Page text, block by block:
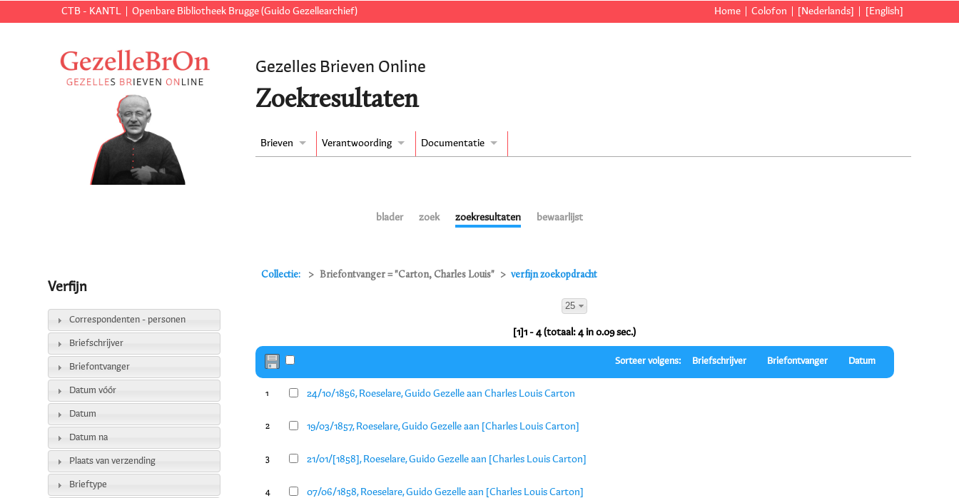
CTB - KANTL Openbare Bibliotheek Brugge (Guido Gezellearchief) Home Colofon [Nederlands] [English]
Gezelles Brieven Online
Zoekresultaten
Brieven Verantwoording Documentatie
blader zoek zoekresultaten bewaarlijst
Collectie: Briefontvanger = "Carton, Charles Louis" verfijn zoekopdracht
25
[1]1 - 4 (totaal: 4 in 0.09 sec.)
Sorteer volgens: Briefschrijver Briefontvanger Datum
1 24/10/1856, Roeselare, Guido Gezelle aan Charles Louis Carton
2 19/03/1857, Roeselare, Guido Gezelle aan [Charles Louis Carton]
3 21/01/[1858], Roeselare, Guido Gezelle aan [Charles Louis Carton]
4 07/06/1858, Roeselare, Guido Gezelle aan [Charles Louis Carton]
Verfijn
Correspondenten - personen
Briefschrijver
Briefontvanger
Datum vóór
Datum
Datum na
Plaats van verzending
Brieftype